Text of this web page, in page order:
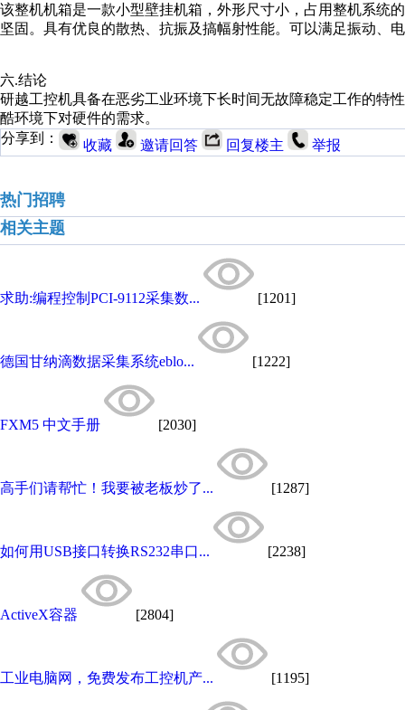
该整机机箱是一款小型壁挂机箱，外形尺寸小，占用整机系统
坚固。具有优良的散热、抗振及搞幅射性能。可以满足振动、
六.结论
研越工控机具备在恶劣工业环境下长时间无故障稳定工作的特
酷环境下对硬件的需求。
分享到：
收藏 邀请回答 回复楼主 举报
热门招聘
相关主题
求助:编程控制PCI-9112采集数... [1201]
德国甘纳滴数据采集系统eblo... [1222]
FXM5 中文手册 [2030]
高手们请帮忙！我要被老板炒了... [1287]
如何用USB接口转换RS232串口... [2238]
ActiveX容器 [2804]
工业电脑网，免费发布工控机产... [1195]